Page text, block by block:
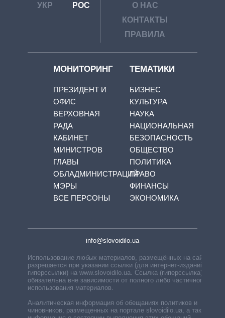
УКР РОС
О НАС
КОНТАКТЫ
ПРАВИЛА
МОНИТОРИНГ
ПРЕЗИДЕНТ И
ОФИС
ВЕРХОВНАЯ
РАДА
КАБИНЕТ
МИНИСТРОВ
ГЛАВЫ
ОБЛАДМИНИСТРАЦИЙ
МЭРЫ
ВСЕ ПЕРСОНЫ
ТЕМАТИКИ
БИЗНЕС
КУЛЬТУРА
НАУКА
НАЦИОНАЛЬНАЯ
БЕЗОПАСНОСТЬ
ОБЩЕСТВО
ПОЛИТИКА
ПРАВО
ФИНАНСЫ
ЭКОНОМИКА
info@slovoidilo.ua
Использование любых материалов, размещённых на сайте,
разрешается при указании ссылки (для интернет-изданий —
гиперссылки) на www.slovoidilo.ua. Ссылка (гиперссылка)
обязательна вне зависимости от полного либо частичного
использования материалов.
Аналитическая информация об обещаниях политиков и
чиновников, размещенных на портале slovoidilo.ua, а также